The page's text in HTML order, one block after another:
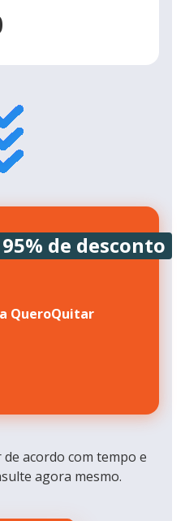
95% de desconto
QueroQuitar
acordo com tempo e
agora mesmo.